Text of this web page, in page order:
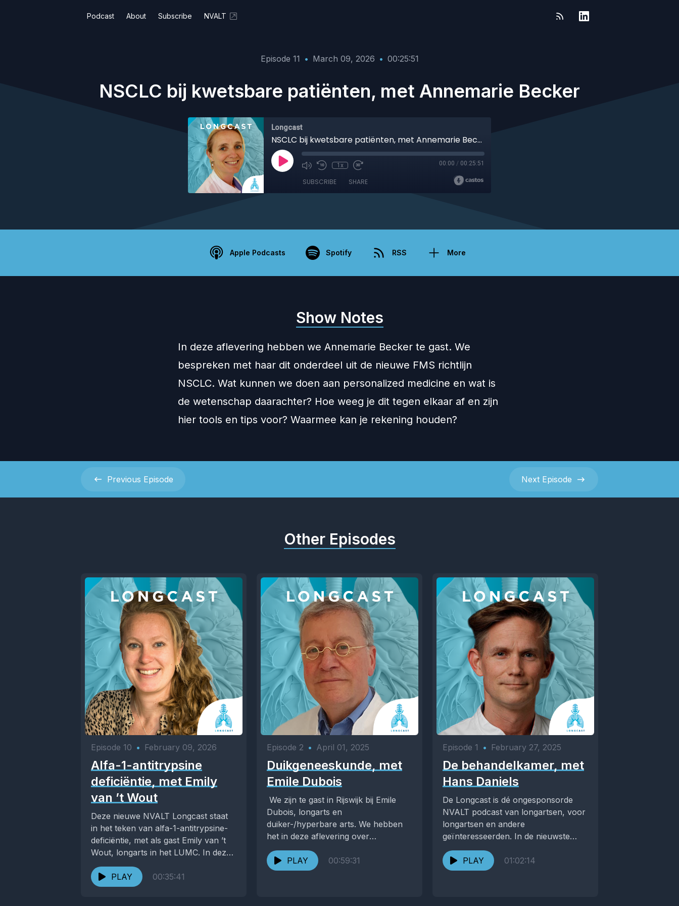
Podcast About Subscribe NVALT
Episode 11 • March 09, 2026 • 00:25:51
NSCLC bij kwetsbare patiënten, met Annemarie Becker
Longcast
NSCLC bij kwetsbare patiënten, met Annemarie Becker
1x 00:00 / 00:25:51
SUBSCRIBE SHARE
Apple Podcasts Spotify RSS More
Show Notes
In deze aflevering hebben we Annemarie Becker te gast. We
bespreken met haar dit onderdeel uit de nieuwe FMS richtlijn
NSCLC. Wat kunnen we doen aan personalized medicine en wat is
de wetenschap daarachter? Hoe weeg je dit tegen elkaar af en zijn
hier tools en tips voor? Waarmee kan je rekening houden?
Previous Episode Next Episode
Other Episodes
Episode 10 • February 09, 2026
Alfa-1-antitrypsine
deficiëntie, met Emily
van ’t Wout
Deze nieuwe NVALT Longcast staat
in het teken van alfa-1-antitrypsine-
deficiëntie, met als gast Emily van ’t
Wout, longarts in het LUMC. In deze
aflevering...
PLAY
00:35:41
Episode 2 • April 01, 2025
Duikgeneeskunde, met
Emile Dubois
We zijn te gast in Rijswijk bij Emile
Dubois, longarts en
duiker-/hyperbare arts. We hebben
het in deze aflevering over
ademhaling onder bijzondere
omstandigheden:...
PLAY 00:59:31
Episode 1 • February 27, 2025
De behandelkamer, met
Hans Daniels
De Longcast is dé ongesponsorde
NVALT podcast van longartsen, voor
longartsen en andere
geïnteresseerden. In de nieuwste
aflevering 'De Behandelkamer' gaan
we in gesprek...
PLAY 01:02:14